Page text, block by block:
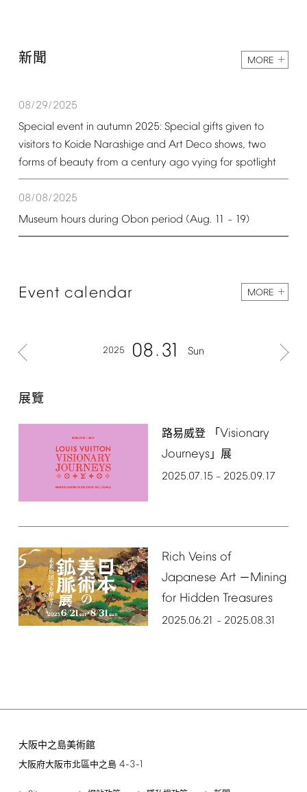
新聞 MORE
08/29/2025
Special event in autumn 2025: Special gifts given to
visitors to Koide Narashige and Art Deco shows, two
forms of beauty from a century ago vying for spotlight
08/08/2025
Museum hours during Obon period (Aug. 11 – 19)
Event calendar MORE
2025 08 31 Sun
展覽
路易威登 「 Visionary
Journeys」展
2025.07.15 – 2025.09.17
Rich Veins of
Japanese Art－Mining
for Hidden Treasures
2025.06.21 – 2025.08.31
大阪中之島美術館
大阪府大阪市北區中之島 4-3-1